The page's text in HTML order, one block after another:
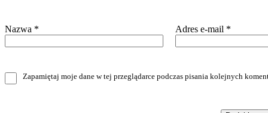
Nazwa * Adres e-mail *
Zapamiętaj moje dane w tej przeglądarce podczas pisania kolejnych